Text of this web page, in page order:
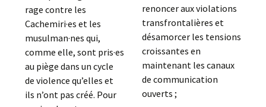
rage contre les
Cachemiri·es et les
musulman·nes qui,
comme elle, sont pris·es
au piège dans un cycle
de violence qu’elles et
ils n’ont pas créé. Pour
renoncer aux violations
transfrontalières et
désamorcer les tensions
croissantes en
maintenant les canaux
de communication
ouverts ;